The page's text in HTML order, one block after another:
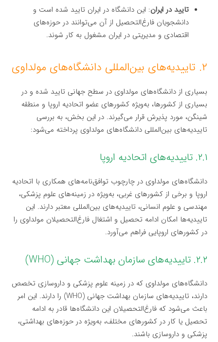
تایید در ایران: این دانشگاه در ایران تایید شده است و
دانشجویان فارغ‌التحصیل از آن می‌توانند در حوزه‌های
اقتصادی و مدیریتی در ایران مشغول به کار شوند.
۲. تاییدیه‌های بین‌المللی دانشگاه‌های مولداوی
بسیاری از دانشگاه‌های مولداوی در سطح جهانی تایید شده و در
بسیاری از کشورها، به‌ویژه کشورهای عضو اتحادیه اروپا و منطقه
شینگن، مورد پذیرش قرار می‌گیرند. در این بخش، به بررسی
تاییدیه‌های بین‌المللی دانشگاه‌های مولداوی پرداخته می‌شود:
۲.۱. تاییدیه‌های اتحادیه اروپا
دانشگاه‌های مولداوی در چارچوب توافق‌نامه‌های همکاری با اتحادیه
اروپا و برخی از کشورهای غربی، به‌ویژه در زمینه‌های علوم پزشکی،
مهندسی و علوم انسانی، تاییدیه‌های بین‌المللی معتبر دارند. این
تاییدیه‌ها امکان ادامه تحصیل و اشتغال فارغ‌التحصیلان مولداوی را
در کشورهای اروپایی فراهم می‌آورد.
۲.۲. تاییدیه‌های سازمان بهداشت جهانی (WHO)
دانشگاه‌های مولداوی که در زمینه علوم پزشکی و داروسازی تخصص
دارند، تاییدیه‌های سازمان بهداشت جهانی (WHO) را دارند. این امر
باعث می‌شود که فارغ‌التحصیلان این دانشگاه‌ها قادر به ادامه
تحصیل یا کار در کشورهای مختلف، به‌ویژه در حوزه‌های بهداشتی،
پزشکی و داروسازی باشند.